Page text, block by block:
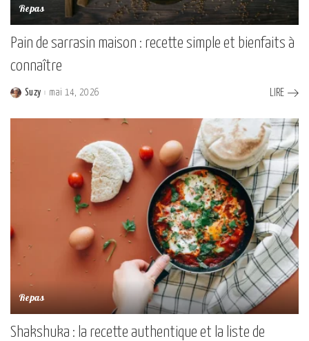
Repas
Pain de sarrasin maison : recette simple et bienfaits à
connaître
Posted
Suzy mai 14, 2026 LIRE
Repas
Shakshuka : la recette authentique et la liste de